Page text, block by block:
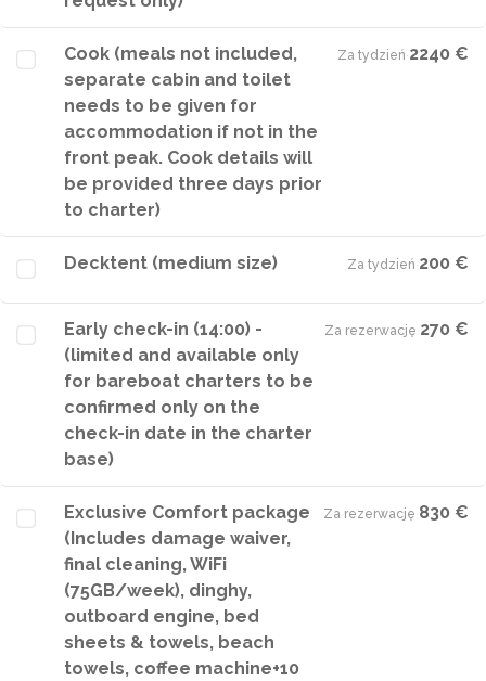
Cook (meals not included,
separate cabin and toilet
needs to be given for
accommodation if not in the
front peak. Cook details will
be provided three days prior
to charter)
Za tydzień·2240 €
Decktent (medium size) Za tydzień·200 €
Early check-in (14:00) -
(limited and available only
for bareboat charters to be
confirmed only on the
check-in date in the charter
base)
Za rezerwację·270 €
Exclusive Comfort package
(Includes damage waiver,
final cleaning, WiFi
(75GB/week), dinghy,
outboard engine, bed
sheets & towels, beach
towels, coffee machine+10
Za rezerwację·830 €